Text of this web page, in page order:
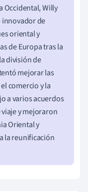
Occidental, Willy
de
oriental y
de Europa tras la
división de
mejorar las
comercio y la
a varios acuerdos
y mejoraron
Oriental y
la reunificación